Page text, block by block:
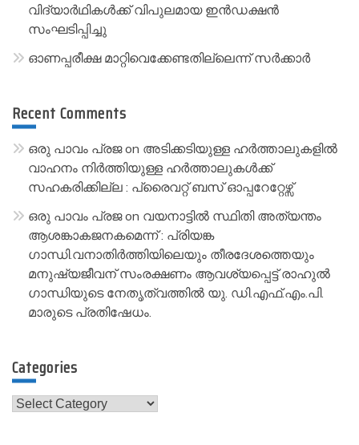
വിദ്യാർഥികൾക്ക് വിപുലമായ ഇൻഡക്ഷൻ
സംഘടിപ്പിച്ചു
ഓണപ്പരീക്ഷ മാറ്റിവെക്കേണ്ടതില്ലെന്ന് സർക്കാർ
Recent Comments
ഒരു പാവം പ്രജon അടിക്കടിയുള്ള ഹർത്താലുകളിൽ
വാഹനം നിർത്തിയുള്ള ഹർത്താലുകൾക്ക്
സഹകരിക്കില്ല : പ്രൈവറ്റ് ബസ് ഓപ്പറേറ്റേഴ്സ്
ഒരു പാവം പ്രജon വയനാട്ടിൽ സ്ഥിതി അത്യന്തം
ആശങ്കാകജനകമെന്ന് : പ്രിയങ്ക
ഗാന്ധി.വനാതിർത്തിയിലെയും തീരദേശത്തെയും
മനുഷ്യജീവന് സംരക്ഷണം ആവശ്യപ്പെട്ട് രാഹുൽ
ഗാന്ധിയുടെ നേതൃത്വത്തിൽ യു. ഡി.എഫ്.എം.പി.
മാരുടെ പ്രതിഷേധം.
Categories
Categories